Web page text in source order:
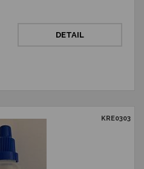
DETAIL
KRE0303